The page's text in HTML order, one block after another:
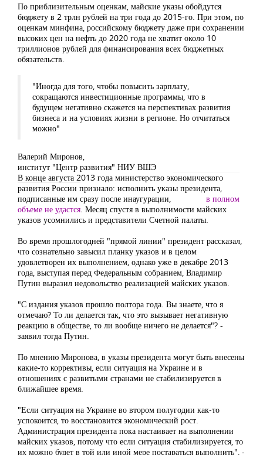
По приблизительным оценкам, майские указы обойдутся
бюджету в 2 трлн рублей на три года до 2015-го. При этом, по
оценкам минфина, российскому бюджету даже при сохранении
высоких цен на нефть до 2020 года не хватит около 10
триллионов рублей для финансирования всех бюджетных
обязательств.
"Иногда для того, чтобы повысить зарплату,
сокращаются инвестиционные программы, что в
будущем негативно скажется на перспективах развития
бизнеса и на условиях жизни в регионе. Но отчитаться
можно"
Валерий Миронов,
институт "Центр развития" НИУ ВШЭ
В конце августа 2013 года министерство экономического
развития России признало: исполнить указы президента,
подписанные им сразу после инаугурации,
в полном
объеме не удастся. Месяц спустя в выполнимости майских
указов усомнились и представители Счетной палаты.
Во время прошлогодней "прямой линии" президент рассказал,
что сознательно завысил планку указов и в целом
удовлетворен их выполнением, однако уже в декабре 2013
года, выступая перед Федеральным собранием, Владимир
Путин выразил недовольство реализацией майских указов.
"С издания указов прошло полтора года. Вы знаете, что я
отмечаю? То ли делается так, что это вызывает негативную
реакцию в обществе, то ли вообще ничего не делается"? -
заявил тогда Путин.
По мнению Миронова, в указы президента могут быть внесены
какие-то коррективы, если ситуация на Украине и в
отношениях с развитыми странами не стабилизируется в
ближайшее время.
"Если ситуация на Украине во втором полугодии как-то
успокоится, то восстановится экономический рост.
Администрация президента пока настаивает на выполнении
майских указов, потому что если ситуация стабилизируется, то
их можно будет в той или иной мере постараться выполнить", -